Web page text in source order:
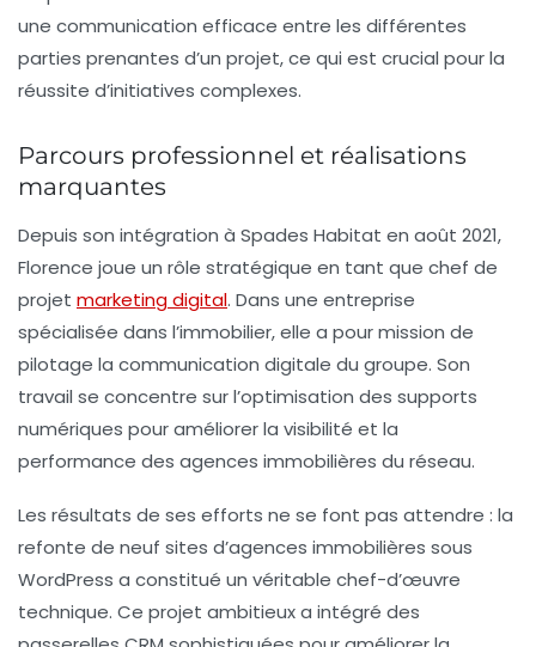
une communication efficace entre les différentes
parties prenantes d’un projet, ce qui est crucial pour la
réussite d’initiatives complexes.
Parcours professionnel et réalisations
marquantes
Depuis son intégration à Spades Habitat en août 2021,
Florence joue un rôle stratégique en tant que chef de
projet marketing digital. Dans une entreprise
spécialisée dans l’immobilier, elle a pour mission de
pilotage la communication digitale du groupe. Son
travail se concentre sur l’optimisation des supports
numériques pour améliorer la visibilité et la
performance des agences immobilières du réseau.
Les résultats de ses efforts ne se font pas attendre : la
refonte de neuf sites d’agences immobilières sous
WordPress a constitué un véritable chef-d’œuvre
technique. Ce projet ambitieux a intégré des